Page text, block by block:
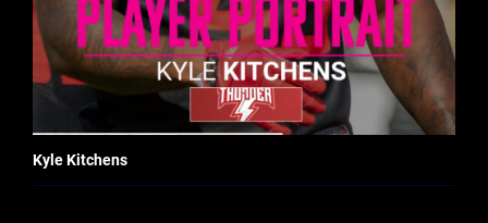
Kyle Kitchens